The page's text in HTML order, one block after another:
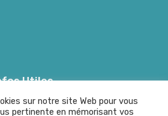
Utiles
sur notre site Web pour vous
pertinente en mémorisant vos